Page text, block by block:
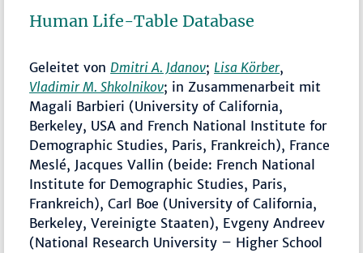
Human Life-Table Database
Geleitet von Dmitri A. Jdanov; Lisa Körber,
Vladimir M. Shkolnikov; in Zusammenarbeit mit
Magali Barbieri (University of California,
Berkeley, USA and French National Institute for
Demographic Studies, Paris, Frankreich), France
Meslé, Jacques Vallin (beide: French National
Institute for Demographic Studies, Paris,
Frankreich), Carl Boe (University of California,
Berkeley, Vereinigte Staaten), Evgeny Andreev
(National Research University – Higher School